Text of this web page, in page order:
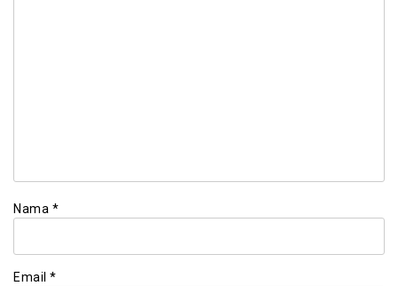
Nama *
Email *